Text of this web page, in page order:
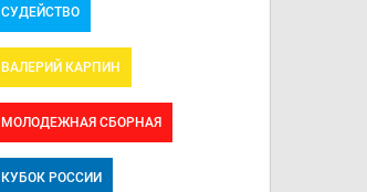
СУДЕЙСТВО
ВАЛЕРИЙ КАРПИН
МОЛОДЕЖНАЯ СБОРНАЯ
КУБОК РОССИИ